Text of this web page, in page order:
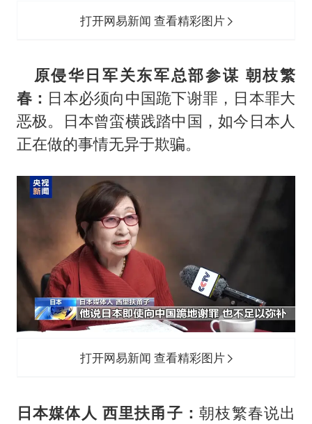
打开网易新闻 查看精彩图片
原侵华日军关东军总部参谋 朝枝繁
春： 日本必须向中国跪下谢罪，日本罪大
恶极。日本曾蛮横践踏中国，如今日本人
正在做的事情无异于欺骗。
打开网易新闻 查看精彩图片
日本媒体人 西里扶甬子：朝枝繁春说出